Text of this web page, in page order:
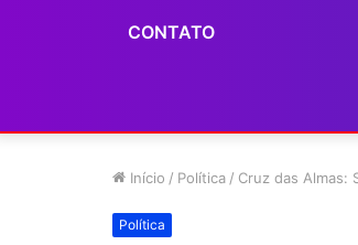
CONTATO
Início / Política / Cruz das Almas:
Política